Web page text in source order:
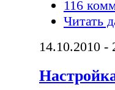
116
Читать
14.10.2010 -